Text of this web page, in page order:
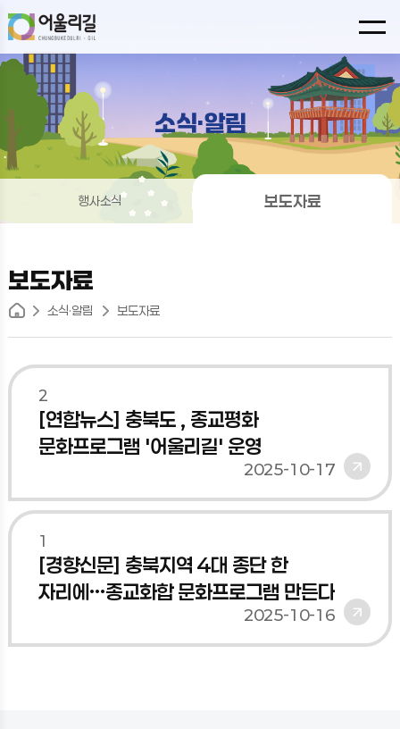
소식·알림
행사소식 보도자료
보도자료
소식·알림 보도자료
2
[연합뉴스] 충북도 , 종교평화
문화프로그램 '어울리길' 운영
2025-10-17
1
[경향신문] 충북지역 4대 종단 한
자리에…종교화합 문화프로그램 만든다
2025-10-16